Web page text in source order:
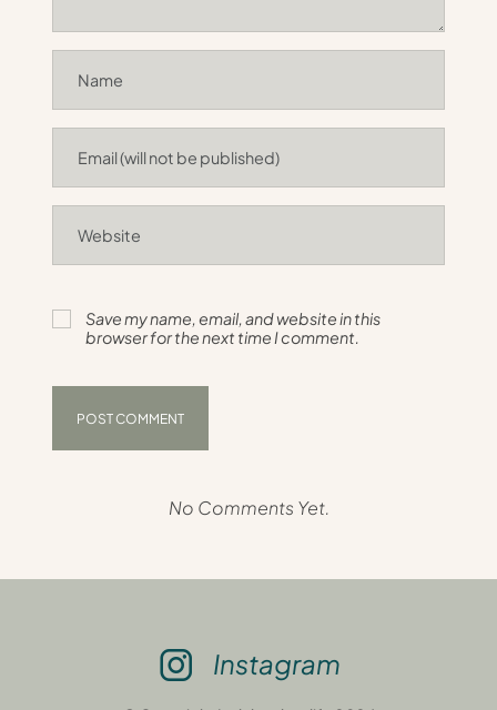
Save my name, email, and website in this
browser for the next time I comment.
No Comments Yet.
Instagram